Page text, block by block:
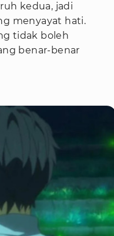
kedua, jadi
menyayat hati.
tidak boleh
benar-benar